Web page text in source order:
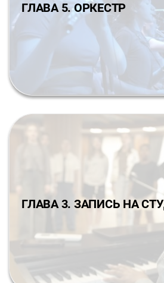
ГЛАВА 5. ОРКЕСТР
ГЛАВА 3. ЗАПИСЬ НА